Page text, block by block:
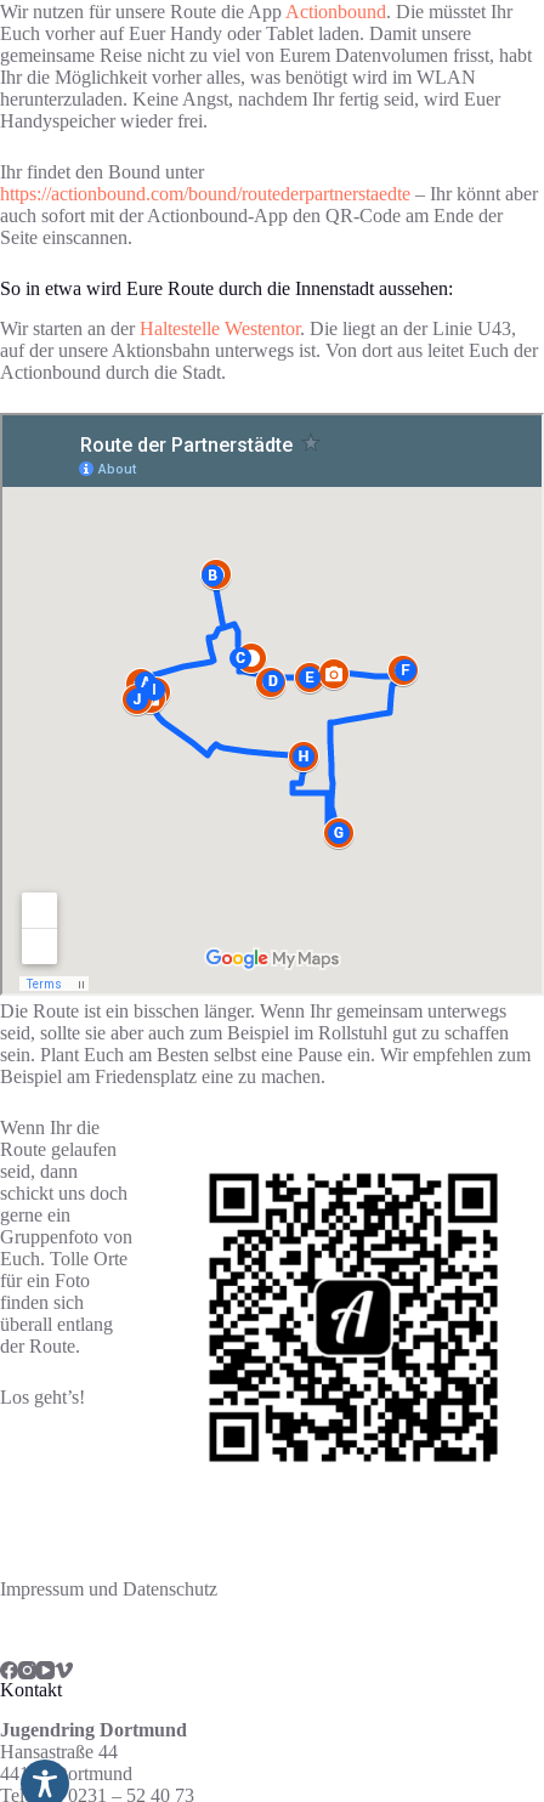
Wir nutzen für unsere Route die App Actionbound. Die müsstet Ihr
Euch vorher auf Euer Handy oder Tablet laden. Damit unsere
gemeinsame Reise nicht zu viel von Eurem Datenvolumen frisst, habt
Ihr die Möglichkeit vorher alles, was benötigt wird im WLAN
herunterzuladen. Keine Angst, nachdem Ihr fertig seid, wird Euer
Handyspeicher wieder frei.
Ihr findet den Bound unter
https://actionbound.com/bound/routederpartnerstaedte – Ihr könnt aber
auch sofort mit der Actionbound-App den QR-Code am Ende der
Seite einscannen.
So in etwa wird Eure Route durch die Innenstadt aussehen:
Wir starten an derHaltestelle Westentor. Die liegt an der Linie U43,
auf der unsere Aktionsbahn unterwegs ist. Von dort aus leitet Euch der
Actionbound durch die Stadt.
Die Route ist ein bisschen länger. Wenn Ihr gemeinsam unterwegs
seid, sollte sie aber auch zum Beispiel im Rollstuhl gut zu schaffen
sein. Plant Euch am Besten selbst eine Pause ein. Wir empfehlen zum
Beispiel am Friedensplatz eine zu machen.
Wenn Ihr die
Route gelaufen
seid, dann
schickt uns doch
gerne ein
Gruppenfoto von
Euch. Tolle Orte
für ein Foto
finden sich
überall entlang
der Route.
Los geht’s!
Impressum und Datenschutz
Kontakt
Jugendring Dortmund
Hansastraße 44
44137 Dortmund
Telefon: 0231 – 52 40 73